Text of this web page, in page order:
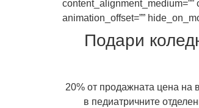
content_alignment_medium=””
animation_offset=””
Подари
20% от продажната цена на
в педиатричните